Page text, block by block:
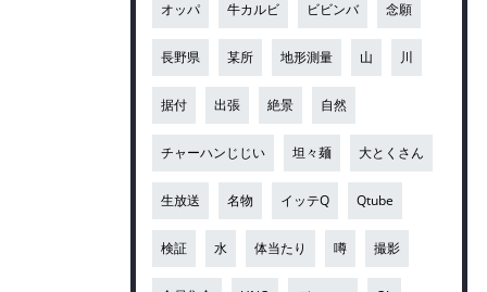
オッパ 牛カルビ ビビンバ 念願
長野県 某所 地形測量 山 川
据付 出張 絶景 自然
チャーハンじじい 坦々麺 大とくさん
生放送 名物 イッテQ Qtube
検証 水 体当たり 噂 撮影